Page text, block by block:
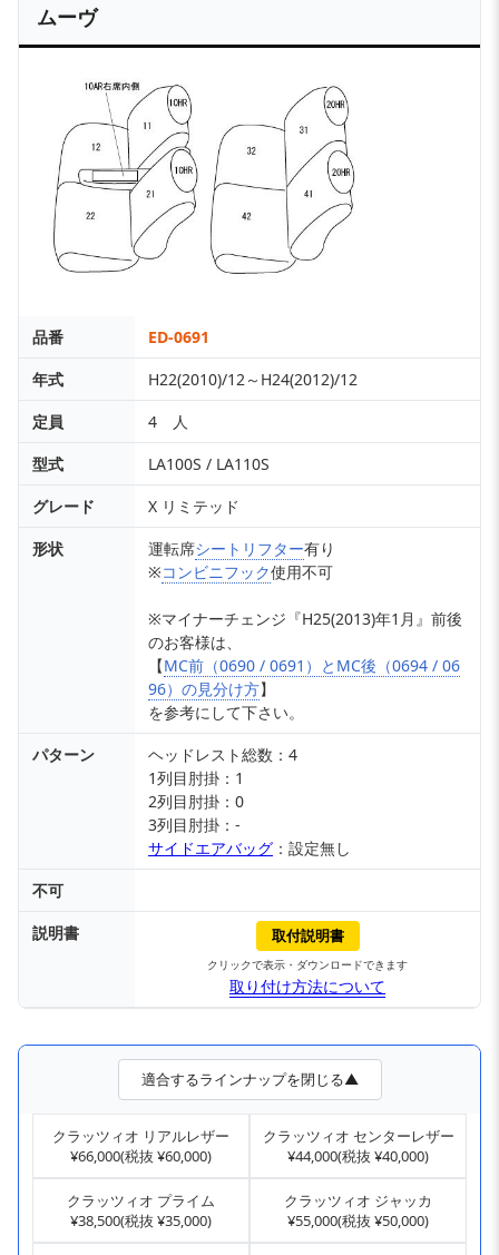
ムーヴ
品番
ED-0691
年式
H22(2010)/12～H24(2012)/12
定員
4 人
型式
LA100S / LA110S
グレード
X リミテッド
形状
運転席シートリフター有り
※コンビニフック使用不可
※マイナーチェンジ『H25(2013)年1月』前後
のお客様は、
【MC前（0690 / 0691）とMC後（0694 / 06
96）の見分け方】
を参考にして下さい。
パターン
ヘッドレスト総数：4
1列目肘掛：1
2列目肘掛：0
3列目肘掛：-
サイドエアバッグ ：設定無し
不可
説明書
取付説明書
クリックで表示・ダウンロードできます
取り付け方法について
適合するラインナップを閉じる▲
クラッツィオ リアルレザー
¥66,000(税抜 ¥60,000)
クラッツィオ センターレザー
¥44,000(税抜 ¥40,000)
クラッツィオ プライム
¥38,500(税抜 ¥35,000)
クラッツィオ ジャッカ
¥55,000(税抜 ¥50,000)